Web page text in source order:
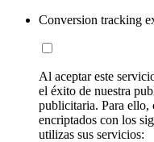
Conversion tracking
Al aceptar este
el éxito de nuestra
publicitaria. Para ello,
encriptados con los
utilizas sus servicios: